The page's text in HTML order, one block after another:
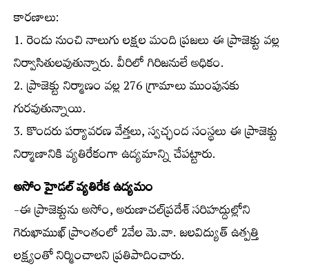
కారణాలు:
1. రెండు నుంచి నాలుగు లక్షల మంది ప్రజలు ఈ ప్రాజెక్టు వల్ల
నిర్వాసితులవుతున్నారు. వీరిలో గిరిజనులే అధికం.
2. ప్రాజెక్టు నిర్మాణం వల్ల 276 గ్రామాలు ముంపునకు
గురవుతున్నాయి.
3. కొందరు పర్యావరణ వేత్తలు, స్వచ్ఛంద సంస్థలు ఈ ప్రాజెక్టు
నిర్మాణానికి వ్యతిరేకంగా ఉద్యమాన్ని చేపట్టారు.
అసోం హైడల్ వ్యతిరేక ఉద్యమం
-ఈ ప్రాజెక్టును అసోం, అరుణాచల్‌ప్రదేశ్ సరిహద్దుల్లోని
గెరుఖాముఖ్ ప్రాంతంలో 2వేల మె.వా. జలవిద్యుత్ ఉత్పత్తి
లక్ష్యంతో నిర్మించాలని ప్రతిపాదించారు.